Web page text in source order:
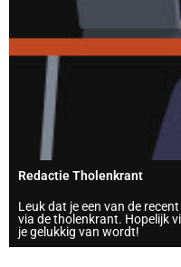
Redactie Tholenkrant
Leuk dat je een van de
via de tholenkrant. Hopelijk
je gelukkig van wordt!